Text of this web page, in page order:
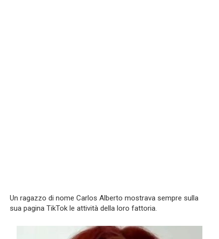
Un ragazzo di nome Carlos Alberto mostrava sempre sulla
sua pagina TikTok le attività della loro fattoria.